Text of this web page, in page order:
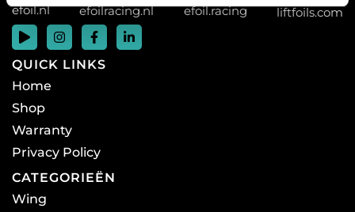
efoil.nl
efoilracing.nl efoil.racing liftfoils.com
QUICK LINKS
Home
Shop
Warranty
Privacy Policy
CATEGORIEËN
Wing